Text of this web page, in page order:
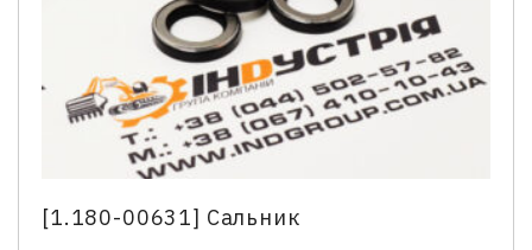
[1.180-00631] Сальник
Ваш вопрос